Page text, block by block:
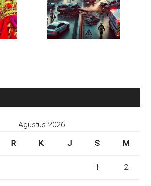
Agustus 2026
R K J S M
1 2